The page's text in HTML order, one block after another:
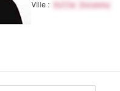
Ville : Ville Inconnu